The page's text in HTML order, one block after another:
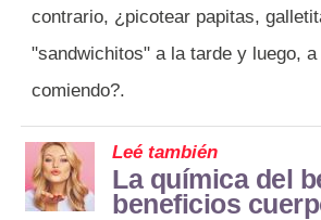
contrario, ¿picotear papitas,
"sandwichitos" a la tarde y luego,
comiendo?.
Leé también
La química del
beneficios